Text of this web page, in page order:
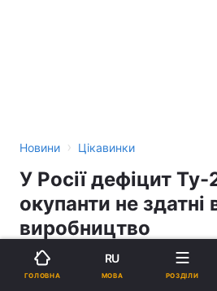
Новини › Цікавинки
У Росії дефіцит
окупанти не здатні
виробництво
бомбардувальників
ГОЛОВНА
RU
МОВА РОЗДІЛИ